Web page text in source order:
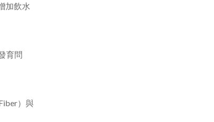
加飲水
育問
）與